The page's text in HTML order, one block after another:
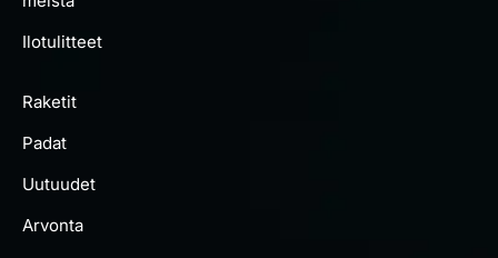
Ilotulitteet
Raketit
Padat
Uutuudet
Arvonta